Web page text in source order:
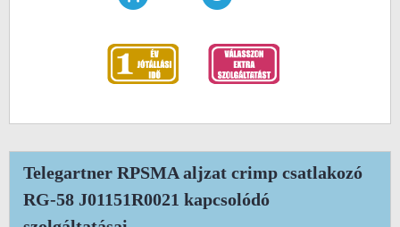
Telegartner RPSMA aljzat crimp csatlakozó
RG-58 J01151R0021 kapcsolódó